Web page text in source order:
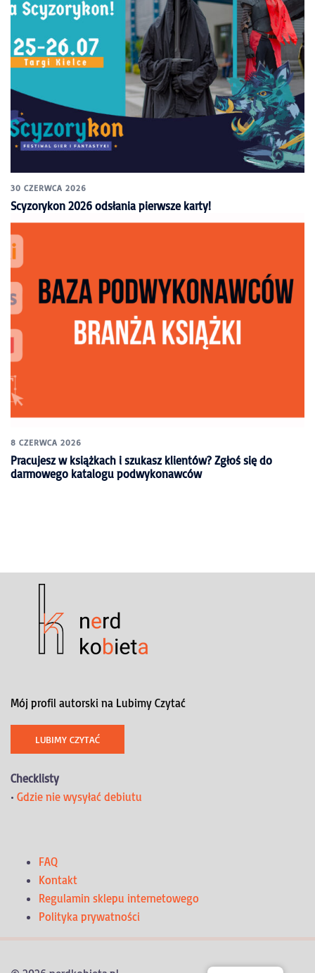
30 CZERWCA 2026
Scyzorykon 2026 odsłania pierwsze karty!
8 CZERWCA 2026
Pracujesz w książkach i szukasz klientów? Zgłoś się do
darmowego katalogu podwykonawców
Mój profil autorski na Lubimy Czytać
LUBIMY CZYTAĆ
Checklisty
• Gdzie nie wysyłać debiutu
FAQ
Kontakt
Regulamin sklepu internetowego
Polityka prywatności